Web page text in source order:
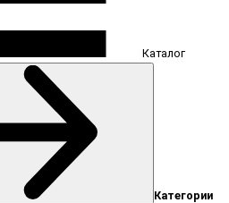
Каталог
Категории